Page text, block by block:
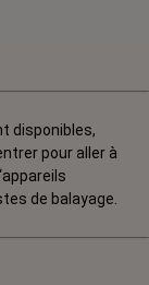
disponibles,
pour aller à
de balayage.